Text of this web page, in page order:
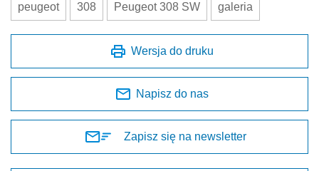
peugeot 308 Peugeot 308 SW galeria
Wersja do druku
Napisz do nas
Zapisz się na newsletter